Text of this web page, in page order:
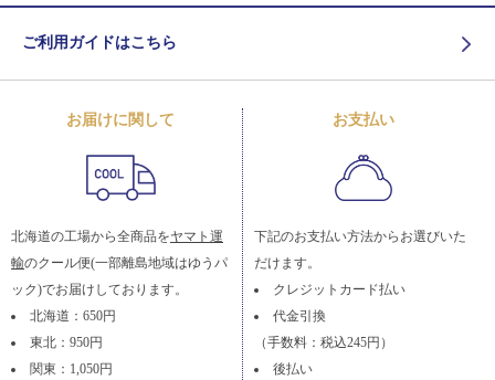
ご利用ガイドはこちら
お届けに関して
北海道の工場から全商品をヤマト運
輸のクール便(一部離島地域はゆうパ
ック)でお届けしております。
北海道：650円
東北：950円
関東：1,050円
お支払い
下記のお支払い方法からお選びいた
だけます。
クレジットカード払い
代金引換
（手数料：税込245円）
後払い